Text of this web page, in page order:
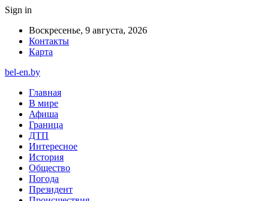
Sign in
Воскресенье, 9 августа, 2026
Контакты
Карта
bel-en.by
Главная
В мире
Афиша
Граница
ДТП
Интересное
История
Общество
Погода
Президент